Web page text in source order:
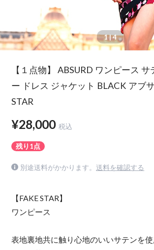
1| 4
【１点物】 ABSURD ワンピース サ
ー ドレス ジャケット BLACK アブ
STAR
¥28,000 税込
残り1点
別途送料がかかります。 送料を確認する
【FAKE STAR】
ワンピース
表地裏地共に触り心地のいいサテンを